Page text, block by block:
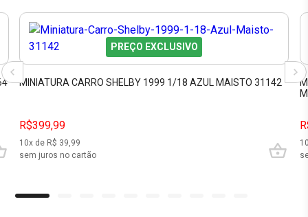
PREÇO EXCLUSIVO
MINIATURA CARRO SHELBY 1999 1/18 AZUL MAISTO 31142
R$399,99
10x de R$ 39,99
sem juros no cartão